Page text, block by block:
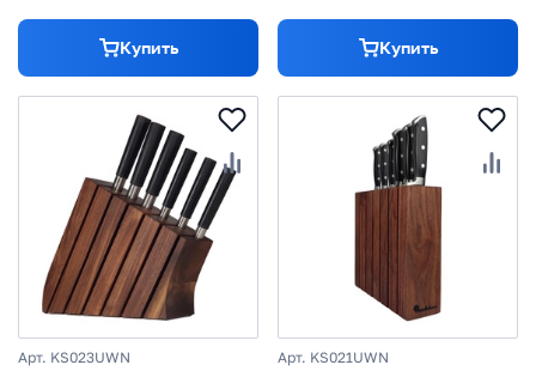
Купить Купить
Арт. KS023UWN Арт. KS021UWN